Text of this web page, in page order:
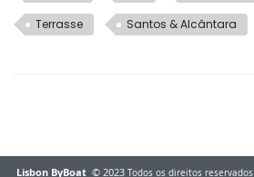
Terrasse Santos & Alcântara
Lisbon ByBoat © 2023 Todos os direitos reservados